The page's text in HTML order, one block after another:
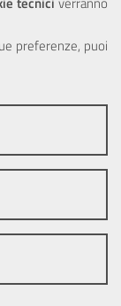
preferenze, puoi
tuoi dati e le tue
e profilazione, e
di acquisire il tuo
dell'Unione
Misura 6.05 -